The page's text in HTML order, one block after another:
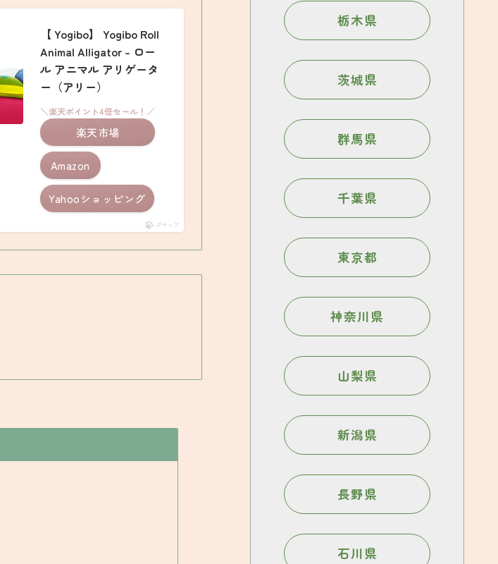
【 Yogibo】 Yogibo Roll
Animal Alligator – ロー
ル アニマル アリゲータ
ー（アリー）
Amazon
＼楽天ポイント4倍セール！／
楽天市場
Yahooショッピング
ポチップ
栃木県
茨城県
群馬県
千葉県
東京都
神奈川県
山梨県
新潟県
長野県
石川県